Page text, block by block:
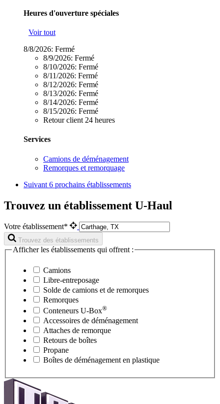
Heures d'ouverture spéciales
Voir tout
8/8/2026: Fermé
8/9/2026: Fermé
8/10/2026: Fermé
8/11/2026: Fermé
8/12/2026: Fermé
8/13/2026: Fermé
8/14/2026: Fermé
8/15/2026: Fermé
Retour client 24 heures
Services
Camions de déménagement
Remorques et remorquage
Suivant 6 prochains établissements
Trouvez un établissement U-Haul
Votre établissement*
Trouvez des établissements
Afficher les établissements qui offrent :
Camions
Libre-entreposage
Solde de camions et de remorques
Remorques
Conteneurs U-Box®
Accessoires de déménagement
Attaches de remorque
Retours de boîtes
Propane
Boîtes de déménagement en plastique